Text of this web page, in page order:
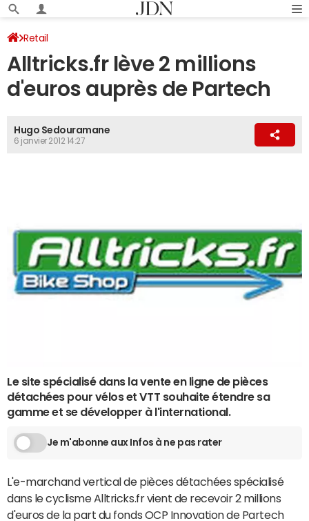
Retail
Alltricks.fr lève 2 millions
d'euros auprès de Partech
Hugo Sedouramane
6 janvier 2012 14:27
Le site spécialisé dans la vente en ligne de pièces
détachées pour vélos et VTT souhaite étendre sa
gamme et se développer à l'international.
Je m'abonne aux Infos à ne pas rater
L'e-marchand vertical de pièces détachées spécialisé
dans le cyclisme Alltricks.fr vient de recevoir 2 millions
d'euros de la part du fonds OCP Innovation de Partech